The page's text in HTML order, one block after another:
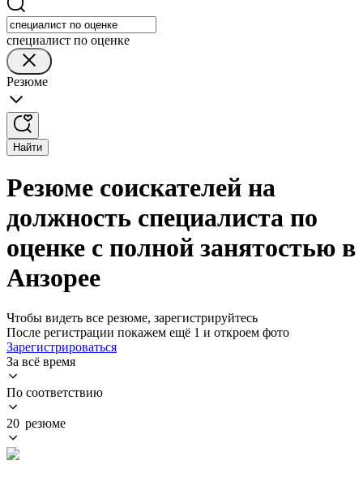
специалист по оценке
Резюме
Найти
Резюме соискателей на
должность специалиста по
оценке с полной занятостью в
Анзорее
Чтобы видеть все резюме, зарегистрируйтесь
После регистрации покажем ещё 1 и откроем фото
Зарегистрироваться
За всё время
По соответствию
20 резюме